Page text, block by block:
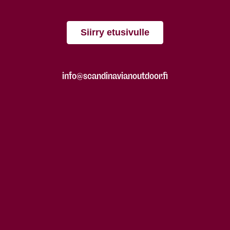
Siirry etusivulle
info@scandinavianoutdoor.fi